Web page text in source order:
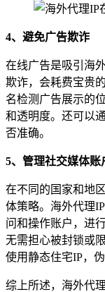
4、避免广告欺诈
在线广告是吸引海
欺诈，会耗费宝贵
名检测广告展示的
和透明度。还可以
否准确。
5、管理社交媒体账
在不同的国家和地
体策略。海外代理
问和操作账户，进
无需担心被封锁或
使用静态住宅IP，
综上所述，海外代